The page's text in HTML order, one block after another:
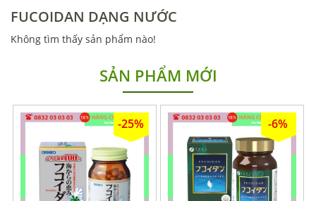
FUCOIDAN DẠNG NƯỚC
Không tìm thấy sản phẩm nào!
SẢN PHẨM MỚI
-25% -6%